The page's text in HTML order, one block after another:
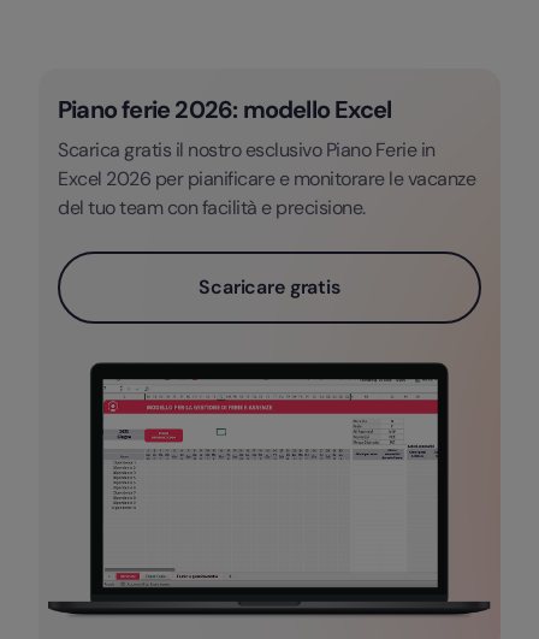
Piano ferie 2026: modello Excel
Scarica gratis il nostro esclusivo Piano Ferie in
Excel 2026 per pianificare e monitorare le vacanze
del tuo team con facilità e precisione.
Scaricare gratis